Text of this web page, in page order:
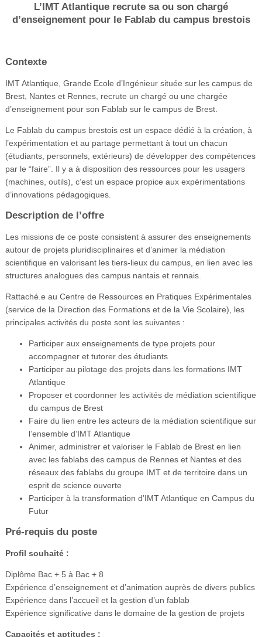
L’IMT Atlantique recrute sa ou son chargé
d’enseignement pour le Fablab du campus brestois
Contexte
IMT Atlantique, Grande Ecole d’Ingénieur située sur les campus de
Brest, Nantes et Rennes, recrute un chargé ou une chargée
d’enseignement pour son Fablab sur le campus de Brest.
Le Fablab du campus brestois est un espace dédié à la création, à
l’expérimentation et au partage permettant à tout un chacun
(étudiants, personnels, extérieurs) de développer des compétences
par le “faire”. Il y a à disposition des ressources pour les usagers
(machines, outils), c’est un espace propice aux expérimentations
d’innovations pédagogiques.
Description de l’offre
Les missions de ce poste consistent à assurer des enseignements
autour de projets pluridisciplinaires et d’animer la médiation
scientifique en valorisant les tiers-lieux du campus, en lien avec les
structures analogues des campus nantais et rennais.
Rattaché.e au Centre de Ressources en Pratiques Expérimentales
(service de la Direction des Formations et de la Vie Scolaire), les
principales activités du poste sont les suivantes :
Participer aux enseignements de type projets pour
accompagner et tutorer des étudiants
Participer au pilotage des projets dans les formations IMT
Atlantique
Proposer et coordonner les activités de médiation scientifique
du campus de Brest
Faire du lien entre les acteurs de la médiation scientifique sur
l’ensemble d’IMT Atlantique
Animer, administrer et valoriser le Fablab de Brest en lien
avec les fablabs des campus de Rennes et Nantes et des
réseaux des fablabs du groupe IMT et de territoire dans un
esprit de science ouverte
Participer à la transformation d’IMT Atlantique en Campus du
Futur
Pré-requis du poste
Profil souhaité :
Diplôme Bac + 5 à Bac + 8
Expérience d’enseignement et d’animation auprès de divers publics
Expérience dans l’accueil et la gestion d’un fablab
Expérience significative dans le domaine de la gestion de projets
Capacités et aptitudes :